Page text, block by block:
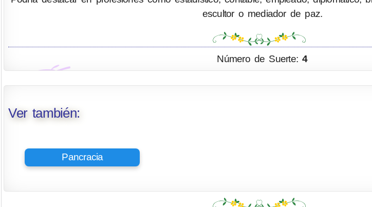
escultor o mediador de paz.
Número de Suerte:4
Ver también:
Pancracia